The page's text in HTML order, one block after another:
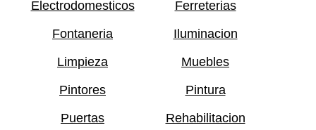
Electrodomesticos
Ferreterias
Fontaneria
Iluminacion
Limpieza
Muebles
Pintores
Pintura
Puertas
Rehabilitacion